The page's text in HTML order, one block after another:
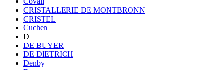
CRISTALLERIE DE MONTBRONN
CRISTEL
Cuchen
D
DE BUYER
DE DIETRICH
Denby